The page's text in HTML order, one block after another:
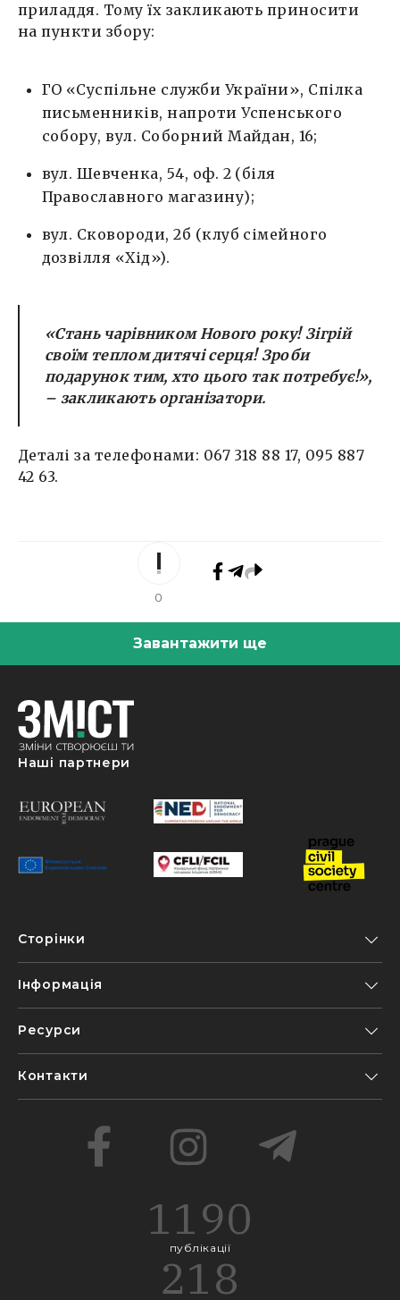
приладдя. Тому їх закликають приносити
на пункти збору:
ГО «Суспільне служби України», Спілка
письменників, напроти Успенського
собору, вул. Соборний Майдан, 16;
вул. Шевченка, 54, оф. 2 (біля
Православного магазину);
вул. Сковороди, 2б (клуб сімейного
дозвілля «Хід»).
«Стань чарівником Нового року! Зігрій
своїм теплом дитячі серця! Зроби
подарунок тим, хто цього так потребує!»,
– закликають організатори.
Деталі за телефонами: 067 318 88 17, 095 887
42 63.
0
Завантажити ще
Наші партнери
Сторінки
Інформація
Ресурси
Контакти
1190
публікації
218